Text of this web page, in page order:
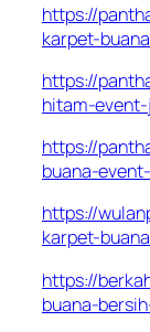
https://
karpet-
https://
hitam-
https://
buana-
https://
karpet-
https://
buana-